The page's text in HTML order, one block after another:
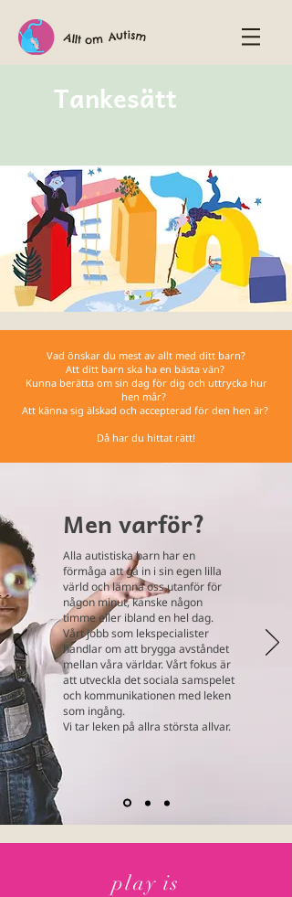
Tankesätt
Vad önskar du mest av allt med ditt barn?
Att ditt barn ska ha en bästa vän?
Kunna berätta om sin dag för dig och uttrycka hur
hen mår?
Att känna sig älskad och accepterad för den hen är?
Då har du hittat rätt!
Men varför?
Alla autistiska barn har en
förmåga att gå in i sin egen lilla
värld och lämna oss utanför för
någon minut, kanske någon
timme eller ibland en hel dag.
Vårt jobb som lekspecialister
handlar om att brygga avståndet
mellan våra världar. Vårt fokus är
att utveckla det sociala samspelet
och kommunikationen med leken
som ingång.
Vi tar leken på allra största allvar.
play is